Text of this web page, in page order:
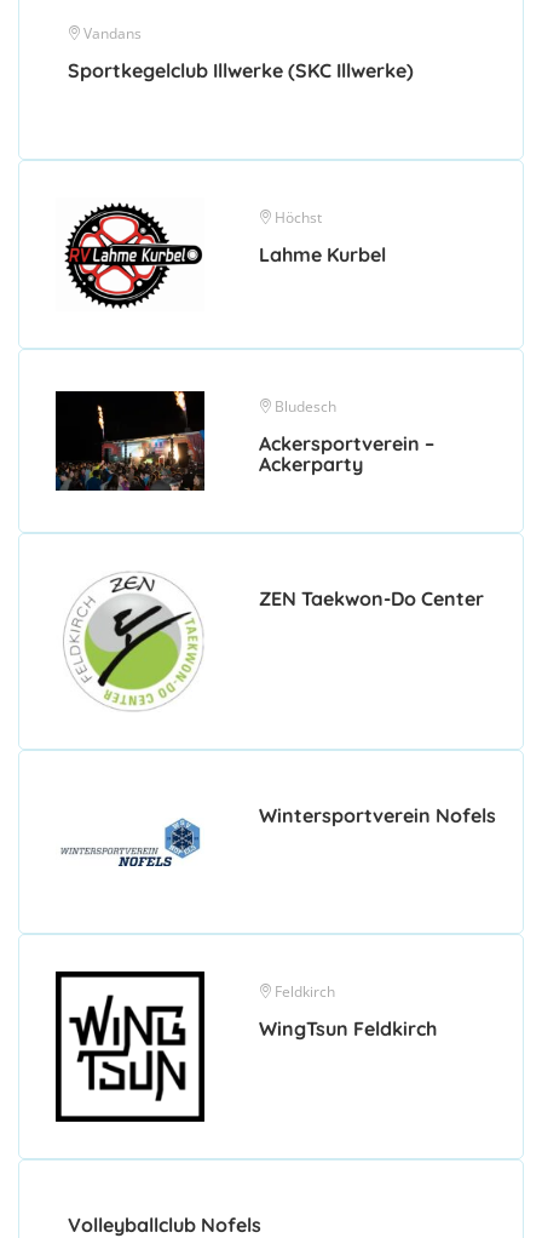
Vandans
Sportkegelclub Illwerke (SKC Illwerke)
Höchst
Lahme Kurbel
Bludesch
Ackersportverein –
Ackerparty
ZEN Taekwon-Do Center
Wintersportverein Nofels
Feldkirch
WingTsun Feldkirch
Volleyballclub Nofels